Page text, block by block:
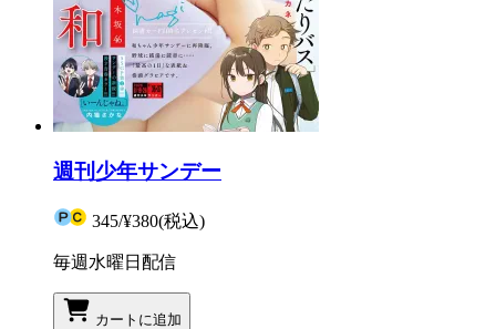
週刊少年サンデー
345/¥380(税込)
毎週水曜日配信
カートに追加